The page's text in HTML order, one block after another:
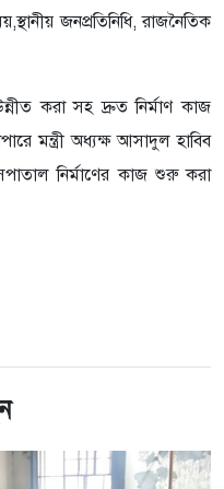
জনপ্রতিনিধি, রাজনৈতিক
করা সহ দ্রুত নির্মাণ কাজ
মন্ত্রী অধ্যক্ষ আসাদুল হাবিব
নির্মাণের কাজ শুরু করা